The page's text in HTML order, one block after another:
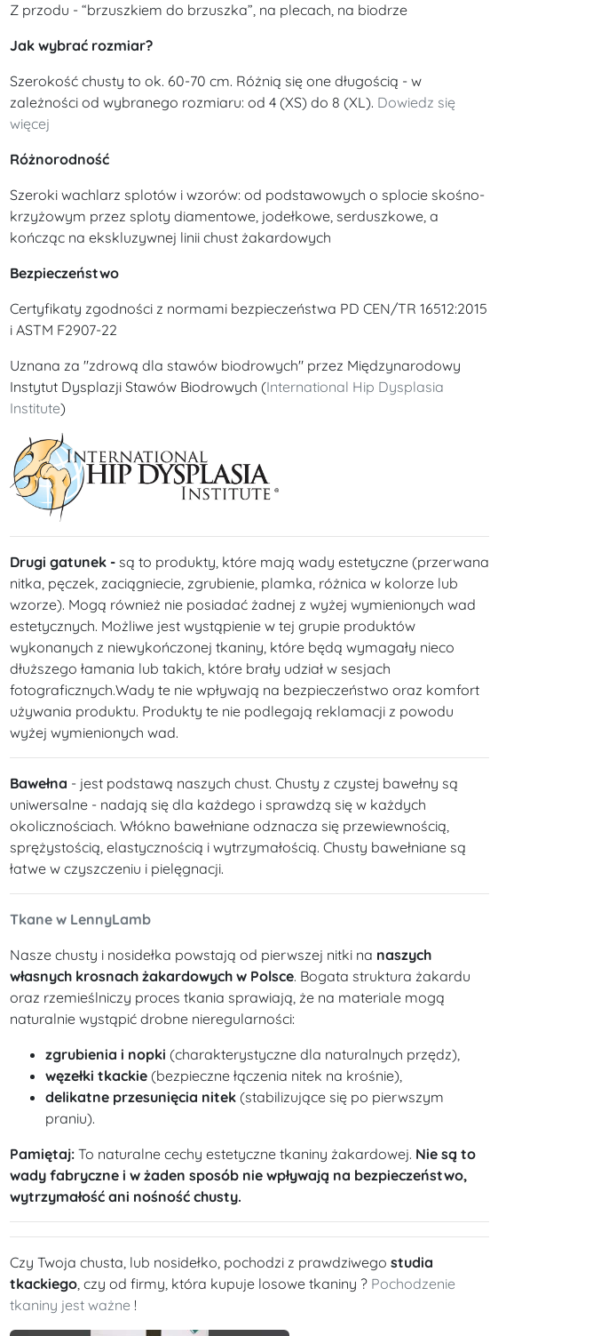
Z przodu - “brzuszkiem do brzuszka”, na plecach, na biodrze
Jak wybrać rozmiar?
Szerokość chusty to ok. 60-70 cm. Różnią się one długością - w
zależności od wybranego rozmiaru: od 4 (XS) do 8 (XL). Dowiedz się
więcej
Różnorodność
Szeroki wachlarz splotów i wzorów: od podstawowych o splocie skośno-
krzyżowym przez sploty diamentowe, jodełkowe, serduszkowe, a
kończąc na ekskluzywnej linii chust żakardowych
Bezpieczeństwo
Certyfikaty zgodności z normami bezpieczeństwa PD CEN/TR 16512:2015
i ASTM F2907-22
Uznana za "zdrową dla stawów biodrowych" przez Międzynarodowy
Instytut Dysplazji Stawów Biodrowych (International Hip Dysplasia
Institute)
Drugi gatunek - są to produkty, które mają wady estetyczne (przerwana
nitka, pęczek, zaciągniecie, zgrubienie, plamka, różnica w kolorze lub
wzorze). Mogą również nie posiadać żadnej z wyżej wymienionych wad
estetycznych. Możliwe jest wystąpienie w tej grupie produktów
wykonanych z niewykończonej tkaniny, które będą wymagały nieco
dłuższego łamania lub takich, które brały udział w sesjach
fotograficznych.Wady te nie wpływają na bezpieczeństwo oraz komfort
używania produktu. Produkty te nie podlegają reklamacji z powodu
wyżej wymienionych wad.
Bawełna - jest podstawą naszych chust. Chusty z czystej bawełny są
uniwersalne - nadają się dla każdego i sprawdzą się w każdych
okolicznościach. Włókno bawełniane odznacza się przewiewnością,
sprężystością, elastycznością i wytrzymałością. Chusty bawełniane są
łatwe w czyszczeniu i pielęgnacji.
Tkane w LennyLamb
Nasze chusty i nosidełka powstają od pierwszej nitki na naszych
własnych krosnach żakardowych w Polsce. Bogata struktura żakardu
oraz rzemieślniczy proces tkania sprawiają, że na materiale mogą
naturalnie wystąpić drobne nieregularności:
zgrubienia i nopki (charakterystyczne dla naturalnych przędz),
węzełki tkackie (bezpieczne łączenia nitek na krośnie),
delikatne przesunięcia nitek (stabilizujące się po pierwszym
praniu).
Pamiętaj: To naturalne cechy estetyczne tkaniny żakardowej. Nie są to
wady fabryczne i w żaden sposób nie wpływają na bezpieczeństwo,
wytrzymałość ani nośność chusty.
Czy Twoja chusta, lub nosidełko, pochodzi z prawdziwego studia
tkackiego, czy od firmy, która kupuje losowe tkaniny ? Pochodzenie
tkaniny jest ważne !